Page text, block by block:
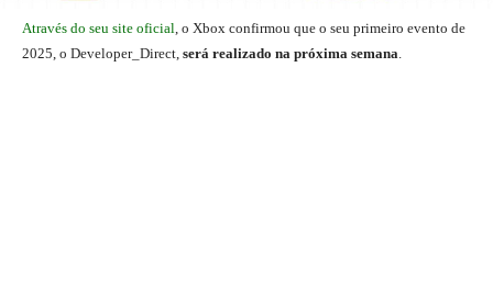
Através do seu site oficial, o Xbox confirmou que o seu primeiro evento de
2025, o Developer_Direct, será realizado na próxima semana.